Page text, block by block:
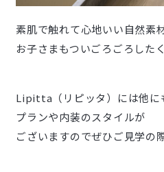
素肌で触れて心地いい自然素
お子さまもついごろごろした
Lipitta（リピッタ）には他に
プランや内装のスタイルが
ございますのでぜひご見学の